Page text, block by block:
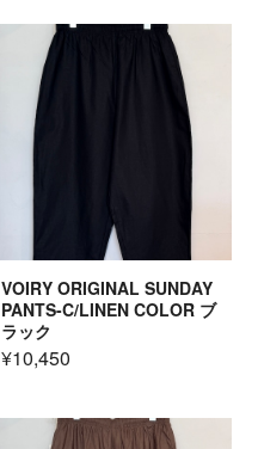
VOIRY ORIGINAL SUNDAY
PANTS-C/LINEN COLOR ブ
ラック
¥10,450